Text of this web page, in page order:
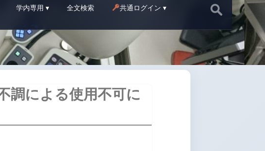
学内専用 全文検索 共通ログイン
Search
for:
調による使用不可に